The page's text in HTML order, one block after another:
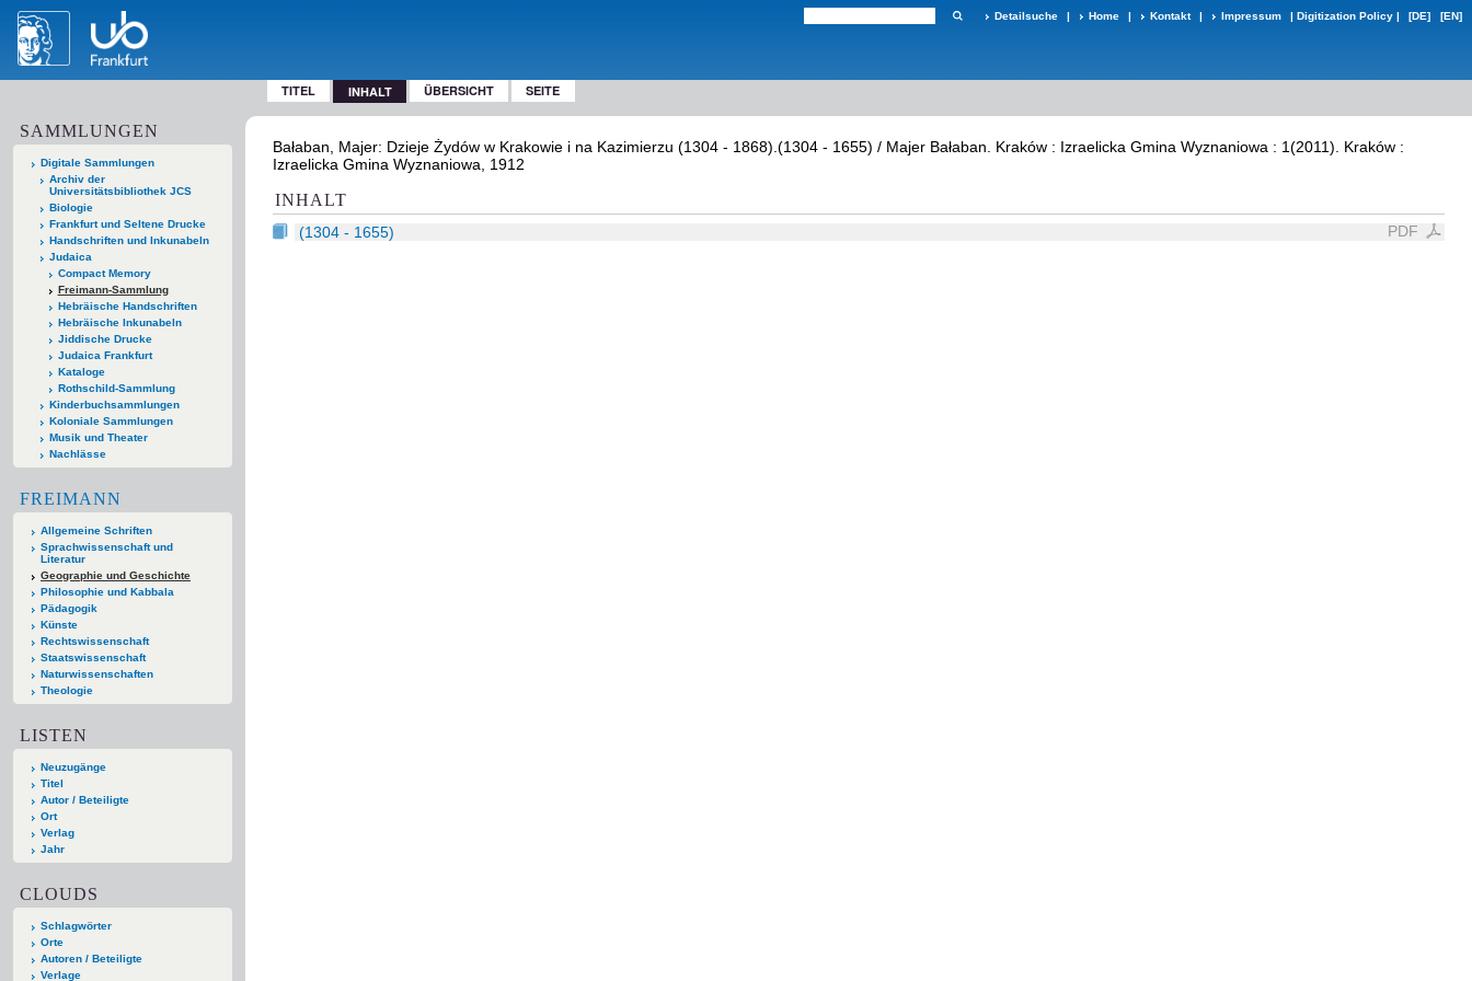
Detailsuche | Home | Kontakt | Impressum | Digitization Policy | [DE] [EN]
TITEL INHALT ÜBERSICHT SEITE
SAMMLUNGEN
Digitale Sammlungen
Archiv der
Universitätsbibliothek JCS
Biologie
Frankfurt und Seltene Drucke
Handschriften und Inkunabeln
Judaica
Compact Memory
Freimann-Sammlung
Hebräische Handschriften
Hebräische Inkunabeln
Jiddische Drucke
Judaica Frankfurt
Kataloge
Rothschild-Sammlung
Kinderbuchsammlungen
Koloniale Sammlungen
Musik und Theater
Nachlässe
FREIMANN
Allgemeine Schriften
Sprachwissenschaft und
Literatur
Geographie und Geschichte
Philosophie und Kabbala
Pädagogik
Künste
Rechtswissenschaft
Staatswissenschaft
Naturwissenschaften
Theologie
LISTEN
Neuzugänge
Titel
Autor / Beteiligte
Ort
Verlag
Jahr
CLOUDS
Schlagwörter
Orte
Autoren / Beteiligte
Verlage
Bałaban, Majer: Dzieje Żydów w Krakowie i na Kazimierzu (1304 - 1868).(1304 - 1655) / Majer Bałaban. Kraków : Izraelicka Gmina Wyznaniowa : 1(2011). Kraków :
Izraelicka Gmina Wyznaniowa, 1912
INHALT
PDF
(1304 - 1655)